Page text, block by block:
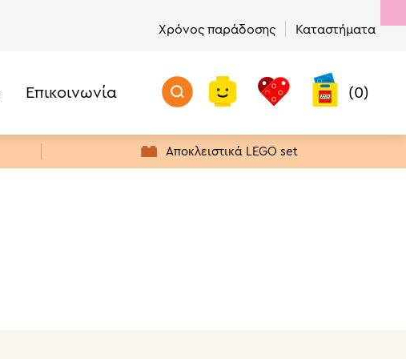
Χρόνος παράδοσης Καταστήματα
Μην Χάσετε!
Προϊόντα με Απόθεμα
Πρώτα σε Πωλήσεις
Επικοινωνία (0)
Αποκλειστικά LEGO set